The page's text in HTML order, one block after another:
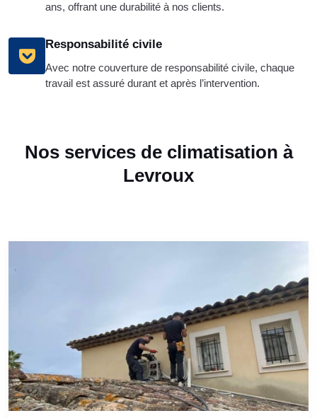
ans, offrant une durabilité à nos clients.
Responsabilité civile
Avec notre couverture de responsabilité civile, chaque
travail est assuré durant et après l’intervention.
Nos services de climatisation à
Levroux